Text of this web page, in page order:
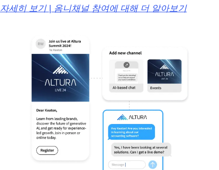
자세히 보기 | 옴니채널 참여에 대해 더 알아보기